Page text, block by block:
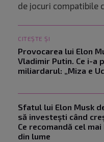
de jocuri compatibile
CITEȘTE ȘI
Provocarea lui Elon
Vladimir Putin. Ce i-a
miliardarul: „Miza e
Sfatul lui Elon Musk
să investești când
Ce recomandă cel
din lume